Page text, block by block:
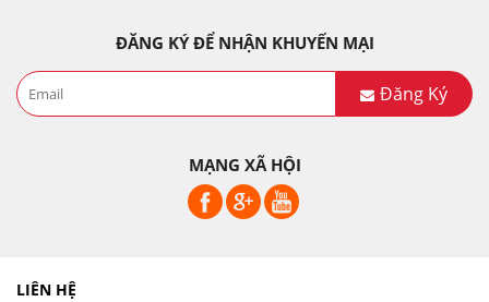
ĐĂNG KÝ ĐỂ NHẬN KHUYẾN MẠI
Đăng Ký
MẠNG XÃ HỘI
LIÊN HỆ